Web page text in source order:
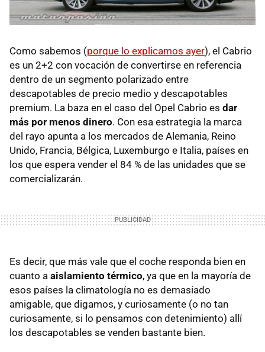
Como sabemos (porque lo explicamos ayer), el Cabrio
es un 2+2 con vocación de convertirse en referencia
dentro de un segmento polarizado entre
descapotables de precio medio y descapotables
premium. La baza en el caso del Opel Cabrio es dar
más por menos dinero. Con esa estrategia la marca
del rayo apunta a los mercados de Alemania, Reino
Unido, Francia, Bélgica, Luxemburgo e Italia, países en
los que espera vender el 84 % de las unidades que se
comercializarán.
Es decir, que más vale que el coche responda bien en
cuanto a aislamiento térmico, ya que en la mayoría de
esos países la climatología no es demasiado
amigable, que digamos, y curiosamente (o no tan
curiosamente, si lo pensamos con detenimiento) allí
los descapotables se venden bastante bien.